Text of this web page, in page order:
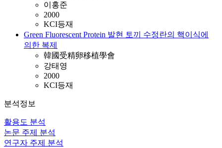
이홍준
2000
KCI등재
Green Fluorescent Protein 발현 토끼 수정란의 핵이식에
의한 복제
韓國受精卵移植學會
강태영
2000
KCI등재
분석정보
활용도 분석
논문 주제 분석
연구자 주제 분석